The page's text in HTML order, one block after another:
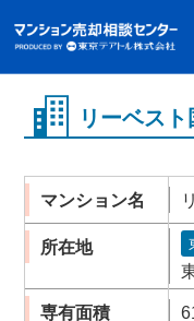
リーベスト
マンション名
所在地
専有面積